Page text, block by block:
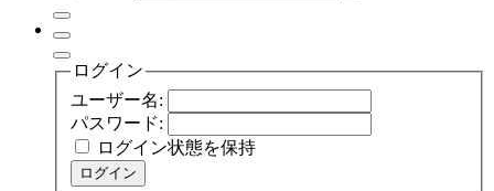
ログイン
ユーザー名:
パスワード:
ログイン状態を保持
ログイン